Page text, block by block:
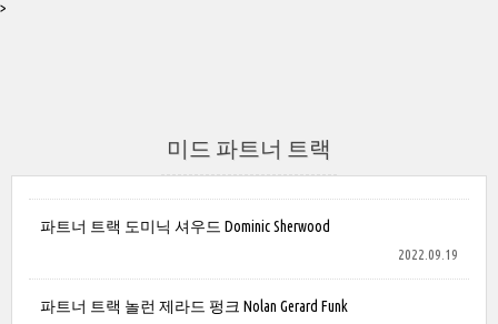
>
미드 파트너 트랙
파트너 트랙 도미닉 셔우드 Dominic Sherwood
2022.09.19
파트너 트랙 놀런 제라드 펑크 Nolan Gerard Funk